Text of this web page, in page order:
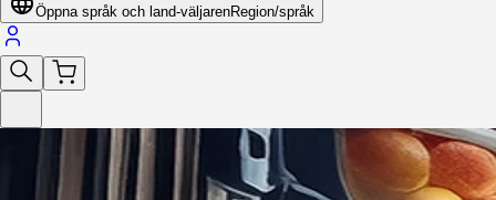
Öppna språk och land-väljarenRegion/språk